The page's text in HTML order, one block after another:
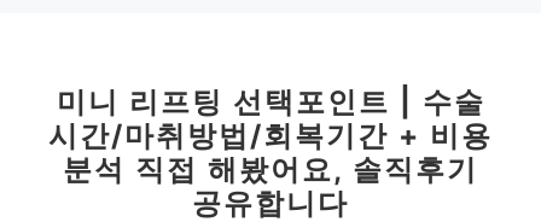
미니 리프팅 선택포인트 | 수술
시간/마취방법/회복기간 + 비용
분석 직접 해봤어요, 솔직후기
공유합니다